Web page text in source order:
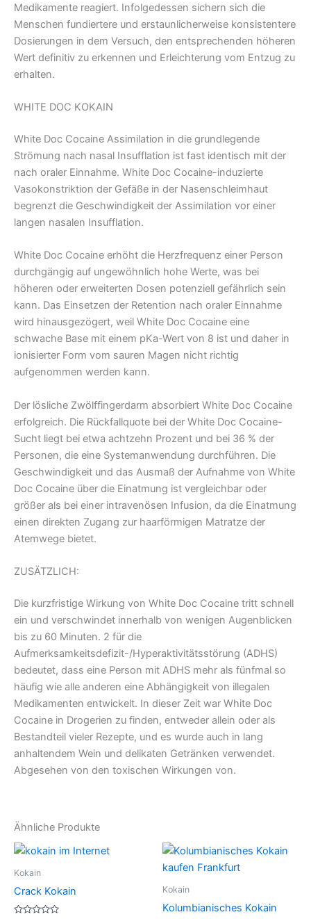
Medikamente reagiert. Infolgedessen sichern sich die
Menschen fundiertere und erstaunlicherweise konsistentere
Dosierungen in dem Versuch, den entsprechenden höheren
Wert definitiv zu erkennen und Erleichterung vom Entzug zu
erhalten.
WHITE DOC KOKAIN
White Doc Cocaine Assimilation in die grundlegende
Strömung nach nasal Insufflation ist fast identisch mit der
nach oraler Einnahme. White Doc Cocaine-induzierte
Vasokonstriktion der Gefäße in der Nasenschleimhaut
begrenzt die Geschwindigkeit der Assimilation vor einer
langen nasalen Insufflation.
White Doc Cocaine erhöht die Herzfrequenz einer Person
durchgängig auf ungewöhnlich hohe Werte, was bei
höheren oder erweiterten Dosen potenziell gefährlich sein
kann. Das Einsetzen der Retention nach oraler Einnahme
wird hinausgezögert, weil White Doc Cocaine eine
schwache Base mit einem pKa-Wert von 8 ist und daher in
ionisierter Form vom sauren Magen nicht richtig
aufgenommen werden kann.
Der lösliche Zwölffingerdarm absorbiert White Doc Cocaine
erfolgreich. Die Rückfallquote bei der White Doc Cocaine-
Sucht liegt bei etwa achtzehn Prozent und bei 36 % der
Personen, die eine Systemanwendung durchführen. Die
Geschwindigkeit und das Ausmaß der Aufnahme von White
Doc Cocaine über die Einatmung ist vergleichbar oder
größer als bei einer intravenösen Infusion, da die Einatmung
einen direkten Zugang zur haarförmigen Matratze der
Atemwege bietet.
ZUSÄTZLICH:
Die kurzfristige Wirkung von White Doc Cocaine tritt schnell
ein und verschwindet innerhalb von wenigen Augenblicken
bis zu 60 Minuten. 2 für die
Aufmerksamkeitsdefizit-/Hyperaktivitätsstörung (ADHS)
bedeutet, dass eine Person mit ADHS mehr als fünfmal so
häufig wie alle anderen eine Abhängigkeit von illegalen
Medikamenten entwickelt. In dieser Zeit war White Doc
Cocaine in Drogerien zu finden, entweder allein oder als
Bestandteil vieler Rezepte, und es wurde auch in lang
anhaltendem Wein und delikaten Getränken verwendet.
Abgesehen von den toxischen Wirkungen von.
Ähnliche Produkte
Kokain
Crack Kokain
Preisspanne:
Dieses
Produkt
Kokain
Kolumbianisches Kokain